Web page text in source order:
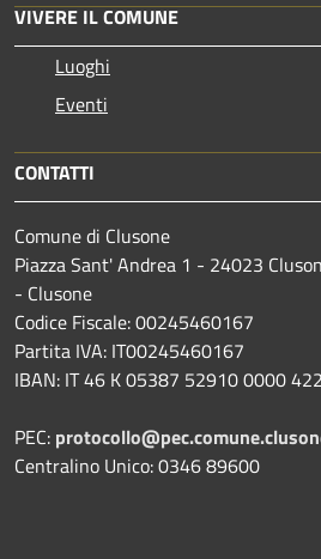
VIVERE IL COMUNE
Luoghi
Eventi
CONTATTI
Comune di Clusone
Piazza Sant' Andrea 1 - 24023
- Clusone
Codice Fiscale: 00245460167
Partita IVA: IT00245460167
IBAN: IT 46 K 05387 52910 0000
PEC:
Centralino Unico: 0346 89600